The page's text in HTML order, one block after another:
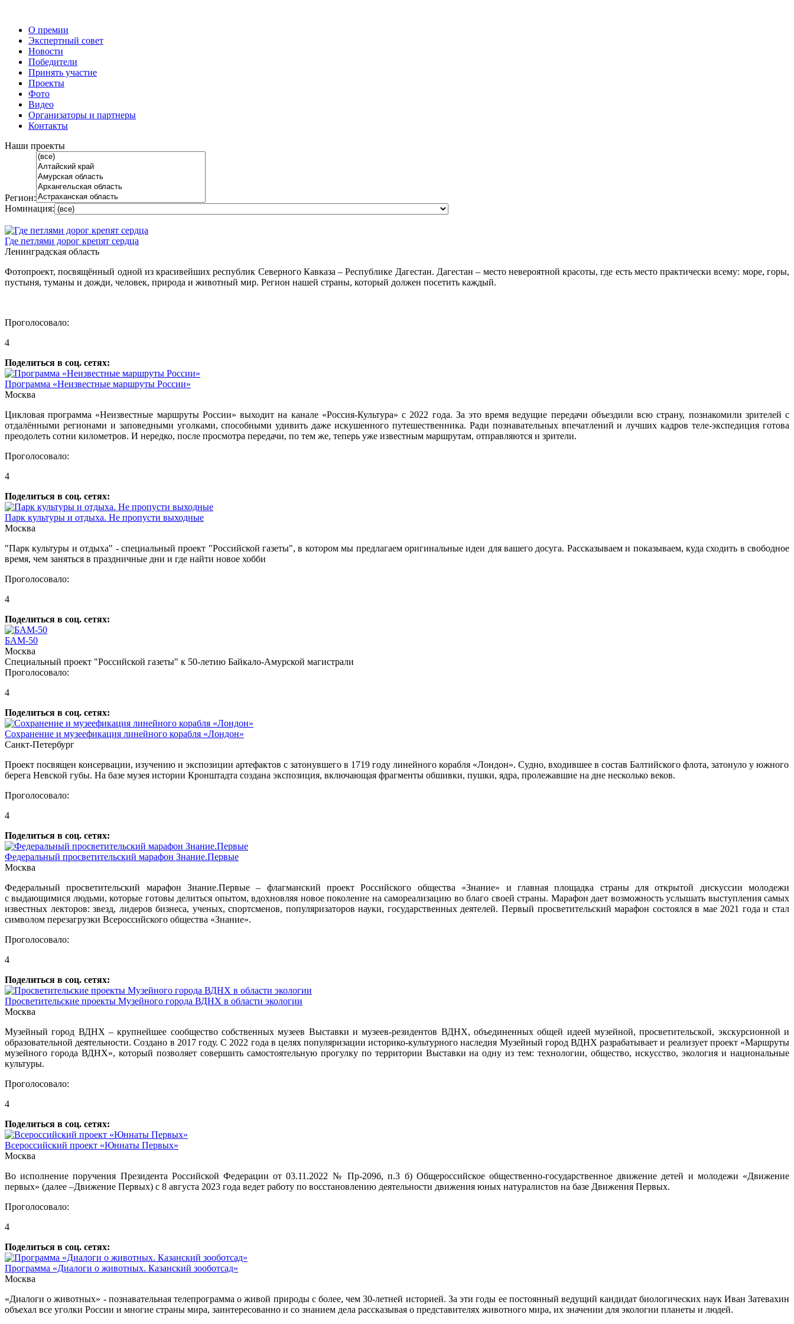
О премии
Экспертный совет
Новости
Победители
Принять участие
Проекты
Фото
Видео
Организаторы и партнеры
Контакты
Наши проекты
Регион:
Номинация:
Где петлями дорог крепят сердца
Ленинградская область
Фотопроект, посвящённый одной из красивейших республик Северного Кавказа – Республике Дагестан. Дагестан – место невероятной красоты, где есть место практически всему: море, горы,
пустыня, туманы и дожди, человек, природа и животный мир. Регион нашей страны, который должен посетить каждый.
Проголосовало:
4
Поделиться в соц. сетях:
Программа «Неизвестные маршруты России»
Москва
Цикловая программа «Неизвестные маршруты России» выходит на канале «Россия-Культура» с 2022 года. За это время ведущие передачи объездили всю страну, познакомили зрителей с
отдалёнными регионами и заповедными уголками, способными удивить даже искушенного путешественника. Ради познавательных впечатлений и лучших кадров теле-экспедиция готова
преодолеть сотни километров. И нередко, после просмотра передачи, по тем же, теперь уже известным маршрутам, отправляются и зрители.
Проголосовало:
4
Поделиться в соц. сетях:
Парк культуры и отдыха. Не пропусти выходные
Москва
"Парк культуры и отдыха" - специальный проект "Российской газеты", в котором мы предлагаем оригинальные идеи для вашего досуга. Рассказываем и показываем, куда сходить в свободное
время, чем заняться в праздничные дни и где найти новое хобби
Проголосовало:
4
Поделиться в соц. сетях:
БАМ-50
Москва
Специальный проект "Российской газеты" к 50-летию Байкало-Амурской магистрали
Проголосовало:
4
Поделиться в соц. сетях:
Сохранение и музеефикация линейного корабля «Лондон»
Санкт-Петербург
Проект посвящен консервации, изучению и экспозиции артефактов с затонувшего в 1719 году линейного корабля «Лондон». Судно, входившее в состав Балтийского флота, затонуло у южного
берега Невской губы. На базе музея истории Кронштадта создана экспозиция, включающая фрагменты обшивки, пушки, ядра, пролежавшие на дне несколько веков.
Проголосовало:
4
Поделиться в соц. сетях:
Федеральный просветительский марафон Знание.Первые
Москва
Федеральный просветительский марафон Знание.Первые – флагманский проект Российского общества «Знание» и главная площадка страны для открытой дискуссии молодежи
с выдающимися людьми, которые готовы делиться опытом, вдохновляя новое поколение на самореализацию во благо своей страны. Марафон дает возможность услышать выступления самых
известных лекторов: звезд, лидеров бизнеса, ученых, спортсменов, популяризаторов науки, государственных деятелей. Первый просветительский марафон состоялся в мае 2021 года и стал
символом перезагрузки Всероссийского общества «Знание».
Проголосовало:
4
Поделиться в соц. сетях:
Просветительские проекты Музейного города ВДНХ в области экологии
Москва
Музейный город ВДНХ – крупнейшее сообщество собственных музеев Выставки и музеев-резидентов ВДНХ, объединенных общей идеей музейной, просветительской, экскурсионной и
образовательной деятельности. Создано в 2017 году. С 2022 года в целях популяризации историко-культурного наследия Музейный город ВДНХ разрабатывает и реализует проект «Маршруты
музейного города ВДНХ», который позволяет совершить самостоятельную прогулку по территории Выставки на одну из тем: технологии, общество, искусство, экология и национальные
культуры.
Проголосовало:
4
Поделиться в соц. сетях:
Всероссийский проект «Юннаты Первых»
Москва
Во исполнение поручения Президента Российской Федерации от 03.11.2022 № Пр-209б, п.3 б) Общероссийское общественно-государственное движение детей и молодежи «Движение
первых» (далее –Движение Первых) с 8 августа 2023 года ведет работу по восстановлению деятельности движения юных натуралистов на базе Движения Первых.
Проголосовало:
4
Поделиться в соц. сетях:
Программа «Диалоги о животных. Казанский зооботсад»
Москва
«Диалоги о животных» - познавательная телепрограмма о живой природы с более, чем 30-летней историей. За эти годы ее постоянный ведущий кандидат биологических наук Иван Затевахин
объехал все уголки России и многие страны мира, заинтересованно и со знанием дела рассказывая о представителях животного мира, их значении для экологии планеты и людей.